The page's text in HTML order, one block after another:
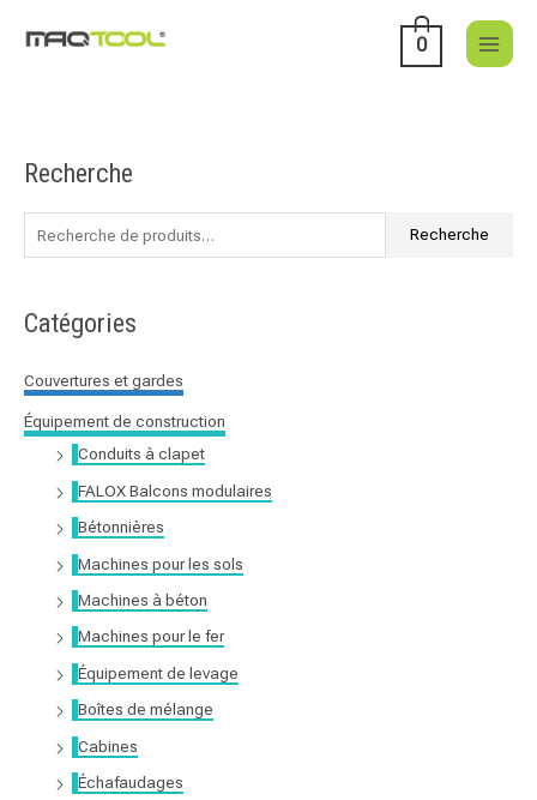
0
Recherche
R
r
h
e
Recherche
Catégories
Couvertures et gardes
Équipement de construction
Conduits à clapet
FALOX Balcons modulaires
Bétonnières
Machines pour les sols
Machines à béton
Machines pour le fer
Équipement de levage
Boîtes de mélange
Cabines
Échafaudages